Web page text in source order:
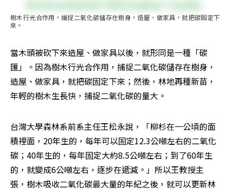
樹木行光合作用，捕捉二氧化碳儲存在樹身，造屋、做家具，就把碳固定下
來。
當木頭被砍下來造屋、做家具以後，就形同是一種「碳
匯」。因為樹木行光合作用，捕捉二氧化碳儲存在樹身，
造屋、做家具，就把碳固定下來；然後，林地再種新苗，
年輕的樹木生長快，捕捉二氧化碳的量大。
台灣大學森林系前系主任王松永說，「柳杉在一公頃的面
積裡面，20年生的，每年可以固定12.3公噸左右的二氧化
碳；40年生的，每年固定大約8.5公噸左右；到了60年生
的，就變成6公噸左右，逐步在遞減。」所以王教授主
張，樹木吸收二氧化碳最大量的年紀之後，就可以更新林